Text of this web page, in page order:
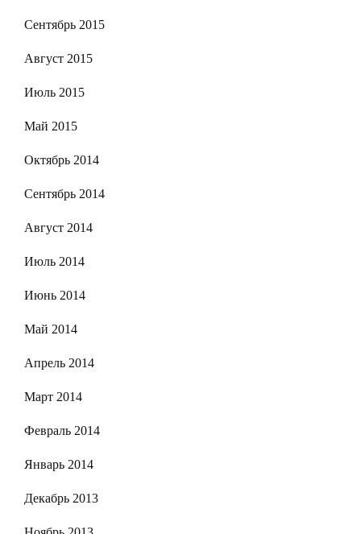
Сентябрь 2015
Август 2015
Июль 2015
Май 2015
Октябрь 2014
Сентябрь 2014
Август 2014
Июль 2014
Июнь 2014
Май 2014
Апрель 2014
Март 2014
Февраль 2014
Январь 2014
Декабрь 2013